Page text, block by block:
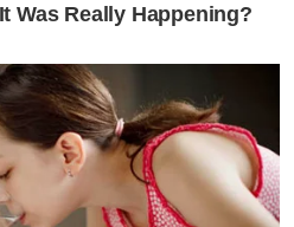
Was Really Happening?